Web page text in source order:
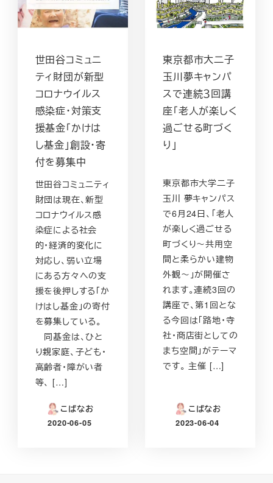
世田谷コミュニ
ティ財団が新型
コロナウイルス
感染症・対策支
援基金「かけは
し基金」創設・寄
付を募集中
世田谷コミュニティ
財団は現在、新型
コロナウイルス感
染症による社会
的・経済的変化に
対応し、弱い立場
にある方々への支
援を後押しする「か
けはし基金」の寄付
を募集している。
同基金は、ひと
り親家庭、子ども・
高齢者・障がい者
等、 […]
こばなお
投稿日
2020-06-05
東京都市大二子
玉川夢キャンパ
スで連続３回講
座「老人が楽しく
過ごせる町づく
り」
東京都市大学二子
玉川 夢キャンパス
で6月24日、「老人
が楽しく過ごせる
町づくり～共用空
間と柔らかい建物
外観～」が開催さ
れます。連続3回の
講座で、第1回とな
る今回は「路地・寺
社・商店街としての
まち空間」がテーマ
です。 主催 […]
こばなお
投稿日
2023-06-04